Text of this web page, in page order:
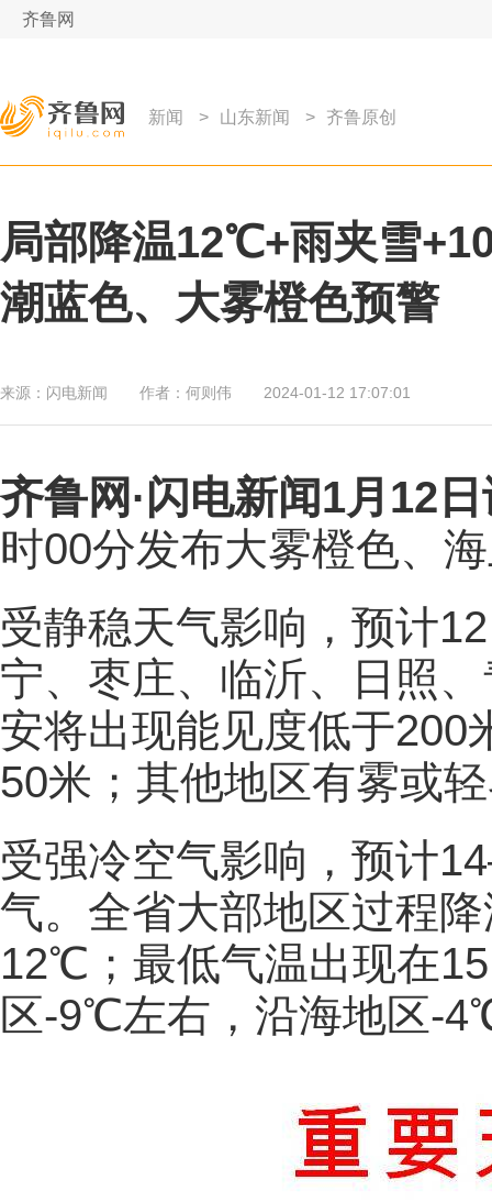
齐鲁网
新闻 > 山东新闻 > 齐鲁原创
局部降温12℃+雨夹雪
潮蓝色、大雾橙色预警
来源： 闪电新闻 作者： 何则伟 2024-01-12 17:07:01
齐鲁网 ·闪电新闻1月12
时00分发布大雾橙色、
受静稳天气影响，预计
宁、枣庄、临沂、日照
安将出现能见度低于200
50米；其他地区有雾或
受强冷空气影响，预计
气。全省大部地区过程
12℃；最低气温出现在
区-9℃左右，沿海地区-